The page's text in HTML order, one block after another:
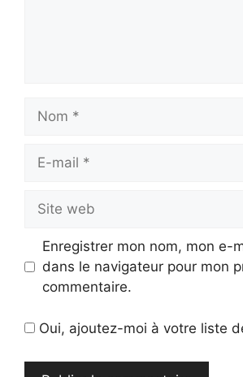
Nom
Site
web
Enregistrer mon nom, mon e-
dans le navigateur pour mon
commentaire.
Oui, ajoutez-moi à votre liste